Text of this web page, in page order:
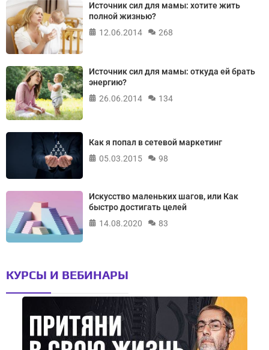
Источник сил для мамы: хотите жить
полной жизнью?
12.06.2014
268
Источник сил для мамы: откуда ей брать
энергию?
26.06.2014
134
Как я попал в сетевой маркетинг
05.03.2015
98
Искусство маленьких шагов, или Как
быстро достигать целей
14.08.2020
83
КУРСЫ И ВЕБИНАРЫ